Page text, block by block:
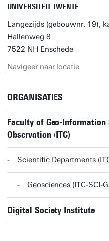
UNIVERSITEIT TWENTE
Langezijds (gebouwnr. 19),
Hallenweg 8
7522 NH Enschede
Navigeer naar locatie
ORGANISATIES
Faculty of Geo-Information
Observation (ITC)
Scientific Departments
Geosciences (ITC-SCI-
Digital Society Institute